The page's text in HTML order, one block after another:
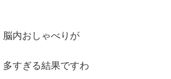
脳内おしゃべりが
多すぎる結果ですわ